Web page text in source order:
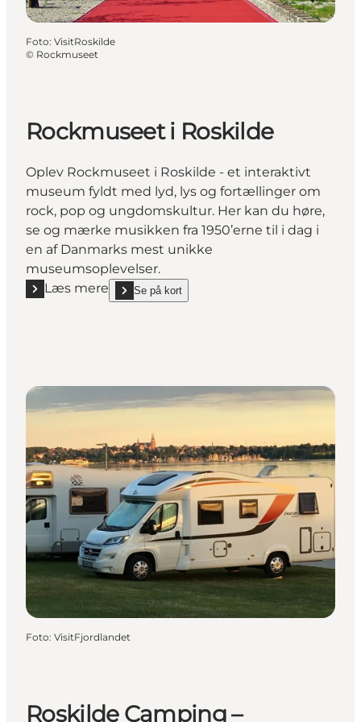
Foto: VisitRoskilde
© Rockmuseet
Rockmuseet i Roskilde
Oplev Rockmuseet i Roskilde - et interaktivt
museum fyldt med lyd, lys og fortællinger om
rock, pop og ungdomskultur. Her kan du høre,
se og mærke musikken fra 1950’erne til i dag i
en af Danmarks mest unikke
museumsoplevelser.
Læs mere
Læs mere "Rockmuseet i Roskilde"
Se på kort
show Rockmuseet i Roskilde on_map
Foto: VisitFjordlandet
Roskilde Camping –